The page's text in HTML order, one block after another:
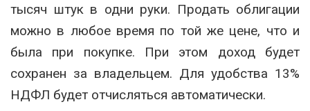
тысяч штук в одни руки. Продать облигации
можно в любое время по той же цене, что и
была при покупке. При этом доход будет
сохранен за владельцем. Для удобства 13%
НДФЛ будет отчисляться автоматически.